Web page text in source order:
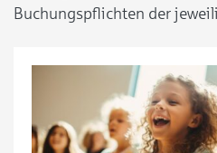
Buchungspflichten der